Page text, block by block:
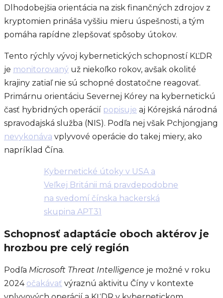
Dlhodobejšia orientácia na zisk finančných zdrojov z
kryptomien prináša vyššiu mieru úspešnosti, a tým
pomáha rapídne zlepšovať spôsoby útokov.
Tento rýchly vývoj kybernetických schopností KĽDR
je monitorovaný už niekoľko rokov, avšak okolité
krajiny zatiaľ nie sú schopné dostatočne reagovať.
Primárnu orientáciu Severnej Kórey na kybernetickú
časť hybridných operácií popisuje aj Kórejská národná
spravodajská služba (NIS). Podľa nej však Pchjongjang
nevykonáva vplyvové operácie do takej miery, ako
napríklad Čína.
Kybernetické útoky v USA a
Veľkej Británii má pravdepodobne
na svedomí čínska hackerská
skupina APT31
Schopnosť adaptácie oboch aktérov je
hrozbou pre celý región
Podľa Microsoft Threat Intelligence je možné v roku
2024 očakávať výraznú aktivitu Číny v kontexte